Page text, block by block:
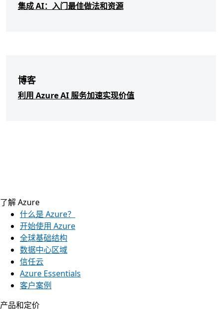
集成 AI：入门最佳做法和资源
博客
利用 Azure AI 服务加速实现价值
了解 Azure
什么是 Azure？
开始使用 Azure
全球基础结构
数据中心区域
信任云
Azure Essentials
客户案例
产品和定价